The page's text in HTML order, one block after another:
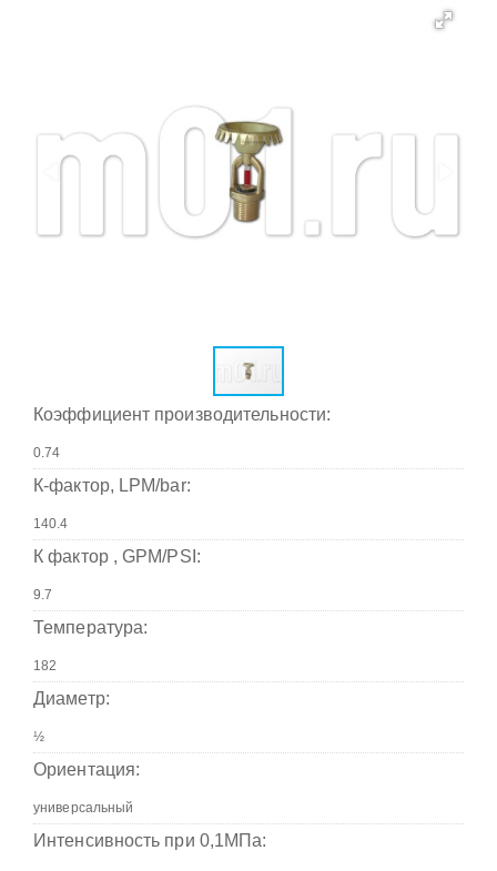
Коэффициент производительности:
К-фактор, LPM/bar:
К фактор , GPM/PSI:
Температура:
Диаметр:
Ориентация:
Интенсивность при 0,1МПа: